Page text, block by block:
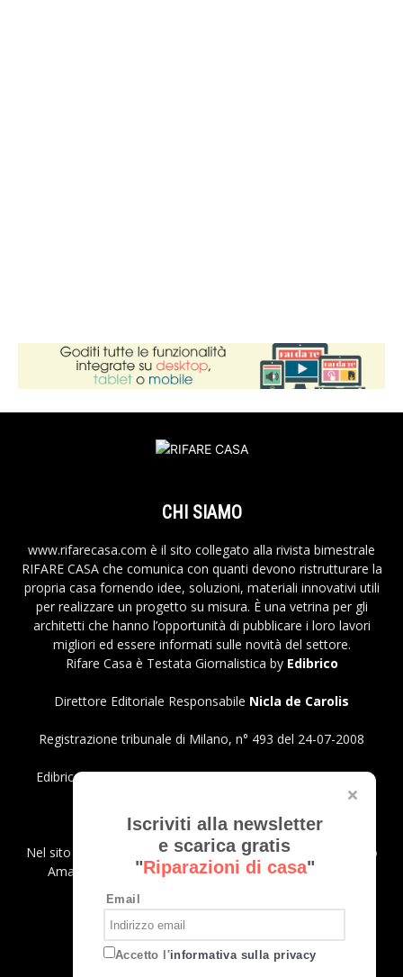
Iscriviti alla newsletter
e scarica gratis
"Riparazioni di casa"
Email
Accetto l'informativa sulla privacy
CHI SIAMO
www.rifarecasa.com è il sito collegato alla rivista bimestrale
RIFARE CASA che comunica con quanti devono ristrutturare la
propria casa fornendo idee, soluzioni, materiali innovativi utili
per realizzare un progetto su misura. È una vetrina per gli
architetti che hanno l’opportunità di pubblicare i loro lavori
migliori ed essere informati sulle novità del settore.
Rifare Casa è Testata Giornalistica by Edibrico
Direttore Editoriale Responsabile Nicla de Carolis
Registrazione tribunale di Milano, n° 493 del 24-07-2008
Edibrico srl - Viale Emilio Caldara, 44 - 20122 Milano P.iva
Privacy Policy
Nel sito sono presenti prodotti Amazon; in qualità di Affiliato
Amazon riceviamo un guadagno dagli acquisti idonei.
SEGUICI